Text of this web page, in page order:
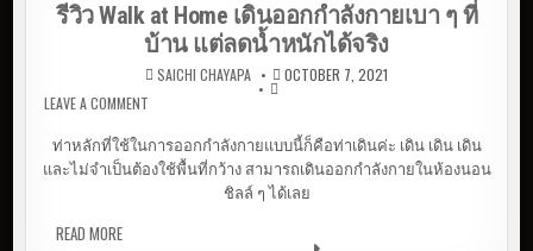
รีวิว Walk at Home เดินออกกำลังกายเบา ๆ ที่
บ้าน แต่ลดน้ำหนักได้จริง
SAICHI CHAYAPA
OCTOBER 7, 2021
LEAVE A COMMENTON รีวิว WALK AT HOME เดินออกกำลังกายเบา ๆ ที่บ้าน แต่
ท่าหลักที่ใช้ในการออกกำลังกายแบบนี้ก็คือท่าเดินค่ะ เดิน เดิน เดิน
และไม่จำเป็นต้องใช้พื้นที่กว้าง สามารถเดินออกกำลังกายในห้องนอน
ชิลล์ ๆ ได้เลย
READ MOREรีวิว WALK AT HOME เดินออกกำลังกายเบา ๆ ที่บ้าน แต่ลด